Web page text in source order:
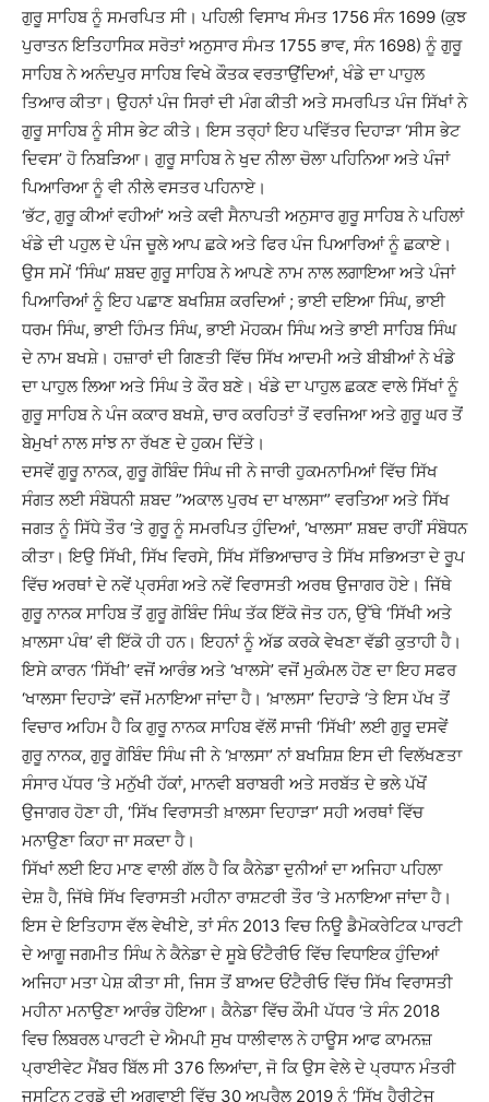
ਗੁਰੂ ਸਾਹਿਬ ਨੂੰ ਸਮਰਪਿਤ ਸੀ। ਪਹਿਲੀ ਵਿਸਾਖ ਸੰਮਤ 1756 ਸੰਨ 1699 (ਕੁਝ
ਪੁਰਾਤਨ ਇਤਿਹਾਸਿਕ ਸਰੋਤਾਂ ਅਨੁਸਾਰ ਸੰਮਤ 1755 ਭਾਵ, ਸੰਨ 1698) ਨੂੰ ਗੁਰੂ
ਸਾਹਿਬ ਨੇ ਅਨੰਦਪੁਰ ਸਾਹਿਬ ਵਿਖੇ ਕੌਤਕ ਵਰਤਾਉਂਦਿਆਂ, ਖੰਡੇ ਦਾ ਪਾਹੁਲ
ਤਿਆਰ ਕੀਤਾ। ਉਹਨਾਂ ਪੰਜ ਸਿਰਾਂ ਦੀ ਮੰਗ ਕੀਤੀ ਅਤੇ ਸਮਰਪਿਤ ਪੰਜ ਸਿੱਖਾਂ ਨੇ
ਗੁਰੂ ਸਾਹਿਬ ਨੂੰ ਸੀਸ ਭੇਟ ਕੀਤੇ। ਇਸ ਤਰ੍ਹਾਂ ਇਹ ਪਵਿੱਤਰ ਦਿਹਾੜਾ ‘ਸੀਸ ਭੇਟ
ਦਿਵਸ’ ਹੋ ਨਿਬੜਿਆ। ਗੁਰੂ ਸਾਹਿਬ ਨੇ ਖੁਦ ਨੀਲਾ ਚੋਲਾ ਪਹਿਨਿਆ ਅਤੇ ਪੰਜਾਂ
ਪਿਆਰਿਆ ਨੂੰ ਵੀ ਨੀਲੇ ਵਸਤਰ ਪਹਿਨਾਏ।
‘ਭੱਟ, ਗੁਰੂ ਕੀਆਂ ਵਹੀਆਂ’ ਅਤੇ ਕਵੀ ਸੈਨਾਪਤੀ ਅਨੁਸਾਰ ਗੁਰੂ ਸਾਹਿਬ ਨੇ ਪਹਿਲਾਂ
ਖੰਡੇ ਦੀ ਪਹੁਲ ਦੇ ਪੰਜ ਚੂਲੇ ਆਪ ਛਕੇ ਅਤੇ ਫਿਰ ਪੰਜ ਪਿਆਰਿਆਂ ਨੂੰ ਛਕਾਏ।
ਉਸ ਸਮੇਂ ‘ਸਿੰਘ’ ਸ਼ਬਦ ਗੁਰੂ ਸਾਹਿਬ ਨੇ ਆਪਣੇ ਨਾਮ ਨਾਲ ਲਗਾਇਆ ਅਤੇ ਪੰਜਾਂ
ਪਿਆਰਿਆਂ ਨੂੰ ਇਹ ਪਛਾਣ ਬਖਸ਼ਿਸ਼ ਕਰਦਿਆਂ ; ਭਾਈ ਦਇਆ ਸਿੰਘ, ਭਾਈ
ਧਰਮ ਸਿੰਘ, ਭਾਈ ਹਿੰਮਤ ਸਿੰਘ, ਭਾਈ ਮੋਹਕਮ ਸਿੰਘ ਅਤੇ ਭਾਈ ਸਾਹਿਬ ਸਿੰਘ
ਦੇ ਨਾਮ ਬਖਸ਼ੇ। ਹਜ਼ਾਰਾਂ ਦੀ ਗਿਣਤੀ ਵਿੱਚ ਸਿੱਖ ਆਦਮੀ ਅਤੇ ਬੀਬੀਆਂ ਨੇ ਖੰਡੇ
ਦਾ ਪਾਹੁਲ ਲਿਆ ਅਤੇ ਸਿੰਘ ਤੇ ਕੌਰ ਬਣੇ। ਖੰਡੇ ਦਾ ਪਾਹੁਲ ਛਕਣ ਵਾਲੇ ਸਿੱਖਾਂ ਨੂੰ
ਗੁਰੂ ਸਾਹਿਬ ਨੇ ਪੰਜ ਕਕਾਰ ਬਖਸ਼ੇ, ਚਾਰ ਕਰਹਿਤਾਂ ਤੋਂ ਵਰਜਿਆ ਅਤੇ ਗੁਰੂ ਘਰ ਤੋਂ
ਬੇਮੁਖਾਂ ਨਾਲ ਸਾਂਝ ਨਾ ਰੱਖਣ ਦੇ ਹੁਕਮ ਦਿੱਤੇ।
ਦਸਵੇਂ ਗੁਰੂ ਨਾਨਕ, ਗੁਰੂ ਗੋਬਿੰਦ ਸਿੰਘ ਜੀ ਨੇ ਜਾਰੀ ਹੁਕਮਨਾਮਿਆਂ ਵਿੱਚ ਸਿੱਖ
ਸੰਗਤ ਲਈ ਸੰਬੋਧਨੀ ਸ਼ਬਦ ”ਅਕਾਲ ਪੁਰਖ ਦਾ ਖਾਲਸਾ” ਵਰਤਿਆ ਅਤੇ ਸਿੱਖ
ਜਗਤ ਨੂੰ ਸਿੱਧੇ ਤੌਰ ‘ਤੇ ਗੁਰੂ ਨੂੰ ਸਮਰਪਿਤ ਹੁੰਦਿਆਂ, ‘ਖਾਲਸਾ’ ਸ਼ਬਦ ਰਾਹੀਂ ਸੰਬੋਧਨ
ਕੀਤਾ। ਇਉ ਸਿੱਖੀ, ਸਿੱਖ ਵਿਰਸੇ, ਸਿੱਖ ਸੱਭਿਆਚਾਰ ਤੇ ਸਿੱਖ ਸਭਿਅਤਾ ਦੇ ਰੂਪ
ਵਿੱਚ ਅਰਥਾਂ ਦੇ ਨਵੇਂ ਪ੍ਰਸੰਗ ਅਤੇ ਨਵੇਂ ਵਿਰਾਸਤੀ ਅਰਥ ਉਜਾਗਰ ਹੋਏ। ਜਿੱਥੇ
ਗੁਰੂ ਨਾਨਕ ਸਾਹਿਬ ਤੋਂ ਗੁਰੂ ਗੋਬਿੰਦ ਸਿੰਘ ਤੱਕ ਇੱਕੋ ਜੋਤ ਹਨ, ਉੱਥੇ ‘ਸਿੱਖੀ ਅਤੇ
ਖ਼ਾਲਸਾ ਪੰਥ’ ਵੀ ਇੱਕੋ ਹੀ ਹਨ। ਇਹਨਾਂ ਨੂੰ ਅੱਡ ਕਰਕੇ ਵੇਖਣਾ ਵੱਡੀ ਕੁਤਾਹੀ ਹੈ।
ਇਸੇ ਕਾਰਨ ‘ਸਿੱਖੀ’ ਵਜੋਂ ਆਰੰਭ ਅਤੇ ‘ਖਾਲਸੇ’ ਵਜੋਂ ਮੁਕੰਮਲ ਹੋਣ ਦਾ ਇਹ ਸਫਰ
‘ਖਾਲਸਾ ਦਿਹਾੜੇ’ ਵਜੋਂ ਮਨਾਇਆ ਜਾਂਦਾ ਹੈ। ‘ਖ਼ਾਲਸਾ’ ਦਿਹਾੜੇ ‘ਤੇ ਇਸ ਪੱਖ ਤੋਂ
ਵਿਚਾਰ ਅਹਿਮ ਹੈ ਕਿ ਗੁਰੂ ਨਾਨਕ ਸਾਹਿਬ ਵੱਲੋਂ ਸਾਜੀ ‘ਸਿੱਖੀ’ ਲਈ ਗੁਰੂ ਦਸਵੇਂ
ਗੁਰੂ ਨਾਨਕ, ਗੁਰੂ ਗੋਬਿੰਦ ਸਿੰਘ ਜੀ ਨੇ ‘ਖ਼ਾਲਸਾ’ ਨਾਂ ਬਖਸ਼ਿਸ਼ ਇਸ ਦੀ ਵਿਲੱਖਣਤਾ
ਸੰਸਾਰ ਪੱਧਰ ‘ਤੇ ਮਨੁੱਖੀ ਹੱਕਾਂ, ਮਾਨਵੀ ਬਰਾਬਰੀ ਅਤੇ ਸਰਬੱਤ ਦੇ ਭਲੇ ਪੱਖੋਂ
ਉਜਾਗਰ ਹੋਣਾ ਹੀ, ‘ਸਿੱਖ ਵਿਰਾਸਤੀ ਖ਼ਾਲਸਾ ਦਿਹਾੜਾ’ ਸਹੀ ਅਰਥਾਂ ਵਿੱਚ
ਮਨਾਉਣਾ ਕਿਹਾ ਜਾ ਸਕਦਾ ਹੈ।
ਸਿੱਖਾਂ ਲਈ ਇਹ ਮਾਣ ਵਾਲੀ ਗੱਲ ਹੈ ਕਿ ਕੈਨੇਡਾ ਦੁਨੀਆਂ ਦਾ ਅਜਿਹਾ ਪਹਿਲਾ
ਦੇਸ਼ ਹੈ, ਜਿੱਥੇ ਸਿੱਖ ਵਿਰਾਸਤੀ ਮਹੀਨਾ ਰਾਸ਼ਟਰੀ ਤੌਰ ‘ਤੇ ਮਨਾਇਆ ਜਾਂਦਾ ਹੈ।
ਇਸ ਦੇ ਇਤਿਹਾਸ ਵੱਲ ਵੇਖੀਏ, ਤਾਂ ਸੰਨ 2013 ਵਿਚ ਨਿਊ ਡੈਮੋਕਰੇਟਿਕ ਪਾਰਟੀ
ਦੇ ਆਗੂ ਜਗਮੀਤ ਸਿੰਘ ਨੇ ਕੈਨੇਡਾ ਦੇ ਸੂਬੇ ਓਂਟੈਰੀਓ ਵਿੱਚ ਵਿਧਾਇਕ ਹੁੰਦਿਆਂ
ਅਜਿਹਾ ਮਤਾ ਪੇਸ਼ ਕੀਤਾ ਸੀ, ਜਿਸ ਤੋਂ ਬਾਅਦ ਓਂਟੈਰੀਓ ਵਿੱਚ ਸਿੱਖ ਵਿਰਾਸਤੀ
ਮਹੀਨਾ ਮਨਾਉਣਾ ਆਰੰਭ ਹੋਇਆ। ਕੈਨੇਡਾ ਵਿੱਚ ਕੌਮੀ ਪੱਧਰ ‘ਤੇ ਸੰਨ 2018
ਵਿਚ ਲਿਬਰਲ ਪਾਰਟੀ ਦੇ ਐਮਪੀ ਸੁਖ ਧਾਲੀਵਾਲ ਨੇ ਹਾਊਸ ਆਫ ਕਾਮਨਜ਼
ਪ੍ਰਾਈਵੇਟ ਮੈਂਬਰ ਬਿੱਲ ਸੀ 376 ਲਿਆਂਦਾ, ਜੋ ਕਿ ਉਸ ਵੇਲੇ ਦੇ ਪ੍ਰਧਾਨ ਮੰਤਰੀ
ਜਸਟਿਨ ਟਰੂਡੋ ਦੀ ਅਗਵਾਈ ਵਿੱਚ 30 ਅਪ੍ਰੈਲ 2019 ਨੂੰ ‘ਸਿੱਖ ਹੈਰੀਟੇਜ